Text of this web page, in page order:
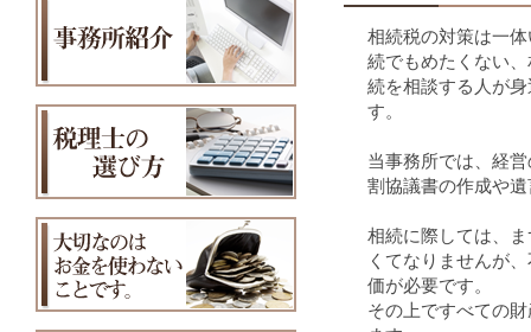
相続税の対策は一
続でもめたくない
続を相談する人が
す。
当事務所では、経
割協議書の作成や
相続に際しては、
くてなりませんが
価が必要です。
その上ですべての